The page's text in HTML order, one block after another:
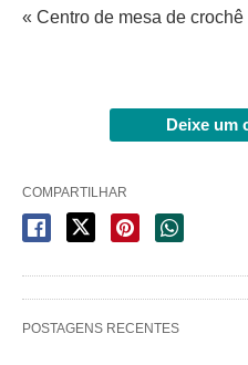
« Centro de mesa de
Deixe um
COMPARTILHAR
POSTAGENS RECENTES